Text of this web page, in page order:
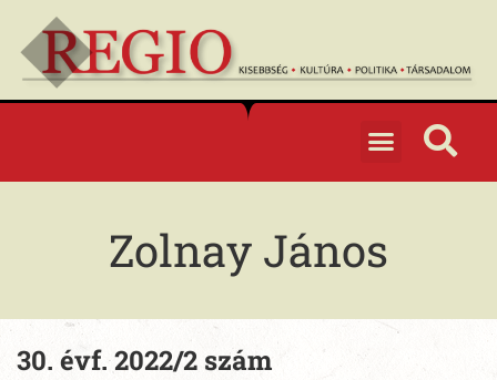
Zolnay János
30. évf. 2022/2 szám